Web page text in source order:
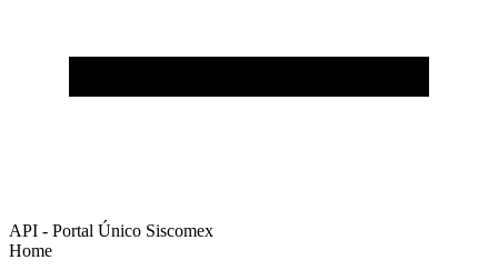
API - Portal Único Siscomex
Home